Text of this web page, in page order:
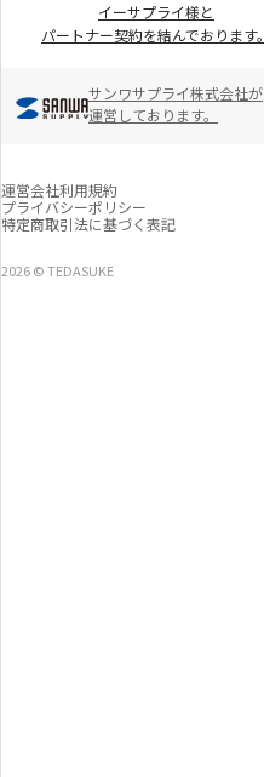
イーサプライ様と
パートナー契約を結んでおります。
サンワサプライ株式会社が
運営しております。
運営会社利用規約
プライバシーポリシー
特定商取引法に基づく表記
2026 © TEDASUKE